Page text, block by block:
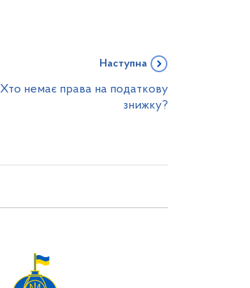
Наступна
Хто немає права на податкову
знижку?